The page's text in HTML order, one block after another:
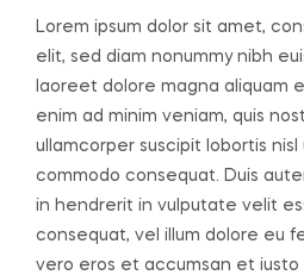
Lorem ipsum dolor sit amet,
elit, sed diam nonummy nibh
laoreet dolore magna aliquam
enim ad minim veniam, quis
ullamcorper suscipit lobortis
commodo consequat. Duis
in hendrerit in vulputate velit
consequat, vel illum dolore eu
vero eros et accumsan et iusto